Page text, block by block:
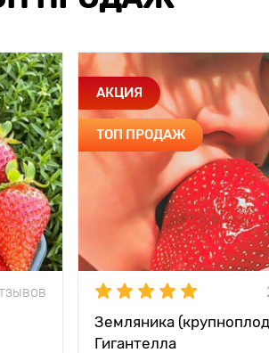
АКЦИЯ
ТОП ПРОДАЖ
Земляника
Гигантелла